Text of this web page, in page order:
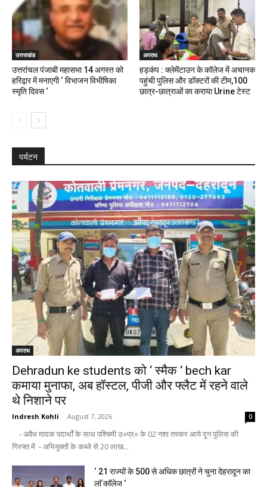
उत्तराखंड
उत्तरांचल पंजाबी महासभा 14 अगस्त को
हरिद्वार में मनाएगी ‘ विभाजन विभीषिका
स्मृति दिवस ‘
अपराध
हड़कंप : क्लेमेंटाउन के कॉलेज में अचानक
पहुंची पुलिस और डॉक्टरों की टीम,100
छात्र-छात्राओं का कराया Urine टेस्ट
पर्यटन
अपराध
Dehradun ke students को ‘ स्मैक ‘ bech kar
कमाया मुनाफा, अब हॉस्टल, पीजी और फ्लैट में रहने वाले
थे निशाने पर
Indresh Kohli - August 7, 2026 0
- अवैध मादक पदार्थों के साथ पश्चिमी उ०प्र० के 02 नशा तस्कर आये दून पुलिस की
गिरफ्त में - अभियुक्तों के कब्जे से 20 लाख...
‘ 21 राज्यों के 500 से अधिक छात्रों ने चुना देहरादून का
लाॅ काॅलेज ‘